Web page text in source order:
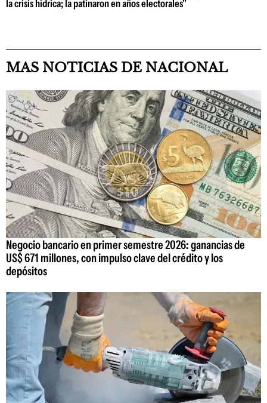
la crisis hídrica; la patinaron en años electorales"
MAS NOTICIAS DE NACIONAL
Negocio bancario en primer semestre 2026: ganancias de
US$ 671 millones, con impulso clave del crédito y los
depósitos